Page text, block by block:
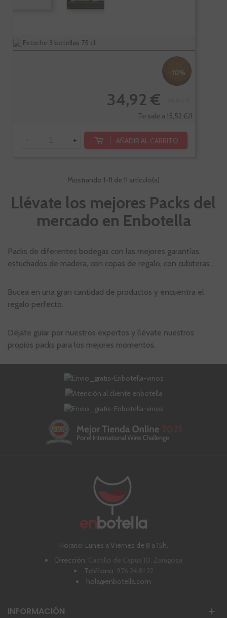
Estuche 3 botellas 75 cl.
-10%
34,92 €
Te sale a 15,52 €/l
- + AÑADIR AL CARRITO
Mostrando 1-11 de 11 artículo(s)
Llévate los mejores Packs del
mercado en Enbotella
Packs de diferentes bodegas con las mejores garantías,
estuchados de madera, con copas de regalo, con cubiteras...
Bucea en una gran cantidad de productos y encuentra el
regalo perfecto.
Déjate guiar por nuestros expertos y llévate nuestros
propios packs para los mejores momentos.
Horario: Lunes a Viernes de 8 a 15h.
Dirección: Castillo de Capua 10, Zaragoza
Teléfono: 976 24 81 22
hola@enbotella.com
INFORMACIÓN